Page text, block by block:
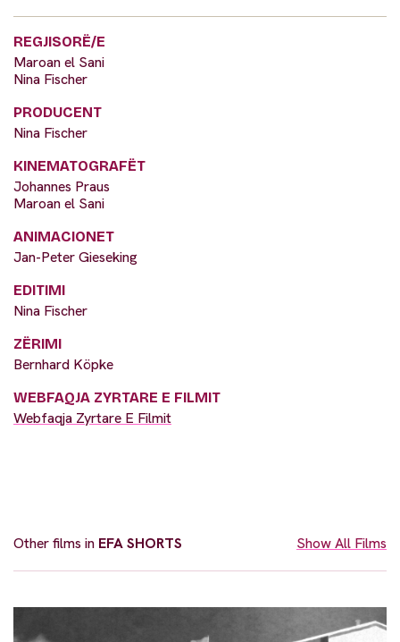
REGJISORË/E
Maroan el Sani
Nina Fischer
PRODUCENT
Nina Fischer
KINEMATOGRAFËT
Johannes Praus
Maroan el Sani
ANIMACIONET
Jan-Peter Gieseking
EDITIMI
Nina Fischer
ZËRIMI
Bernhard Köpke
WEBFAQJA ZYRTARE E FILMIT
Webfaqja Zyrtare E Filmit
Other films in EFA SHORTS Show All Films